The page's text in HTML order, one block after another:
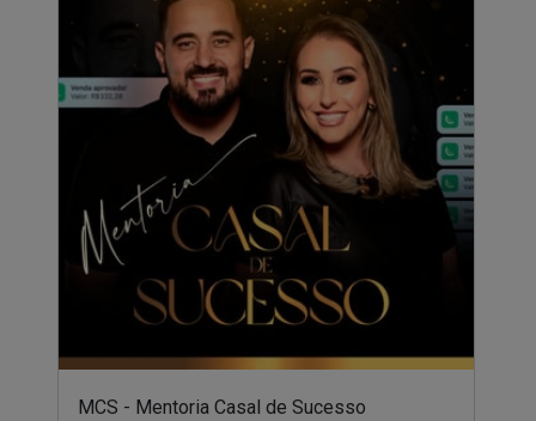
MCS - Mentoria Casal de Sucesso